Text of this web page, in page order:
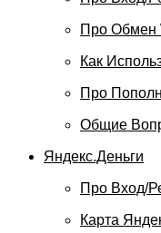
Про Обмен
Как
Про
Общие
Яндекс.Деньги
Про Вход/
Карта